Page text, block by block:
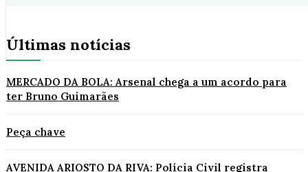
Últimas notícias
MERCADO DA BOLA: Arsenal chega a um acordo para
ter Bruno Guimarães
Peça chave
AVENIDA ARIOSTO DA RIVA: Polícia Civil registra